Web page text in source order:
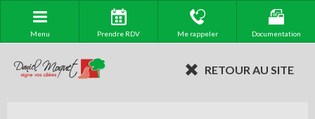
Menu Prendre RDV Me rappeler Documentation
RETOUR AU SITE